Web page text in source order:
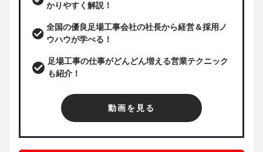
かりやすく解説！
全国の優良足場工事会社の社長から経営＆採用ノ
ウハウが学べる！
足場工事の仕事がどんどん増える営業テクニック
も紹介！
動画を見る